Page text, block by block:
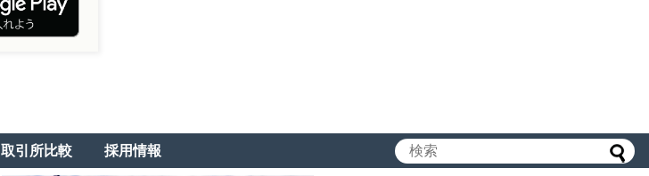
取引所比較 採用情報